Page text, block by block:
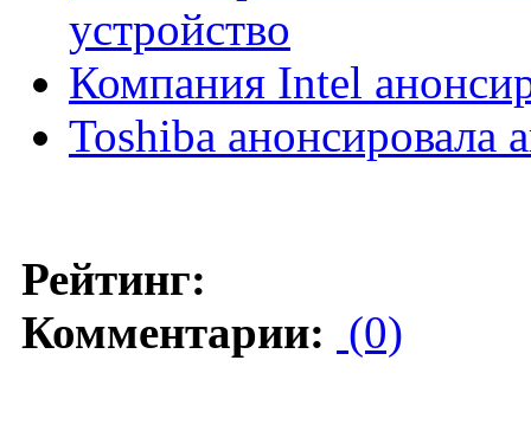
устройство
Компания Intel
Toshiba анонсировала
Рейтинг:
Комментарии: (0)